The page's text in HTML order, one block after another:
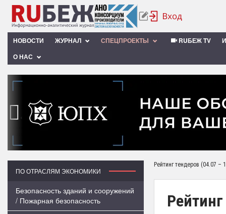
НОВОСТИ ЖУРНАЛ СПЕЦПРОЕКТЫ RUБЕЖ TV
О НАС
‹
ПО ОТРАСЛЯМ ЭКОНОМИКИ
Безопасность зданий и сооружений
/ Пожарная безопасность
Рейтинг тендеров (04.07 –